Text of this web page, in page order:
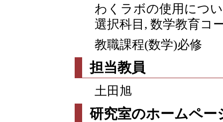
わくラボの使用につ
選択科目, 数学教育
教職課程(数学)必修
担当教員
土田旭
研究室のホームペー